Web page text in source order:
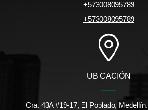
+573008095789
+573008095789
UBICACIÓN
Cra. 43A #19-17, El Poblado,